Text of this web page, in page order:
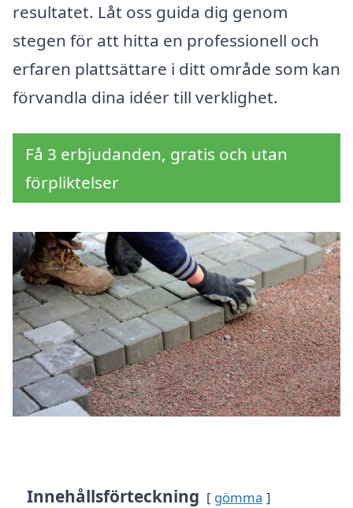
resultatet. Låt oss guida dig genom
stegen för att hitta en professionell och
erfaren plattsättare i ditt område som kan
förvandla dina idéer till verklighet.
Få 3 erbjudanden, gratis och utan
förpliktelser
Innehållsförteckning gömma